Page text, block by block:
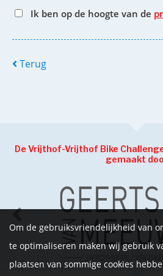
Ik ben op de hoogte van de
Terug
De Vrijthof-Vrijthof Bike
gemaakt
Om de gebruiksvriendelijkheid van
te optimaliseren maken wij gebruik
plaatsen van sommige cookies